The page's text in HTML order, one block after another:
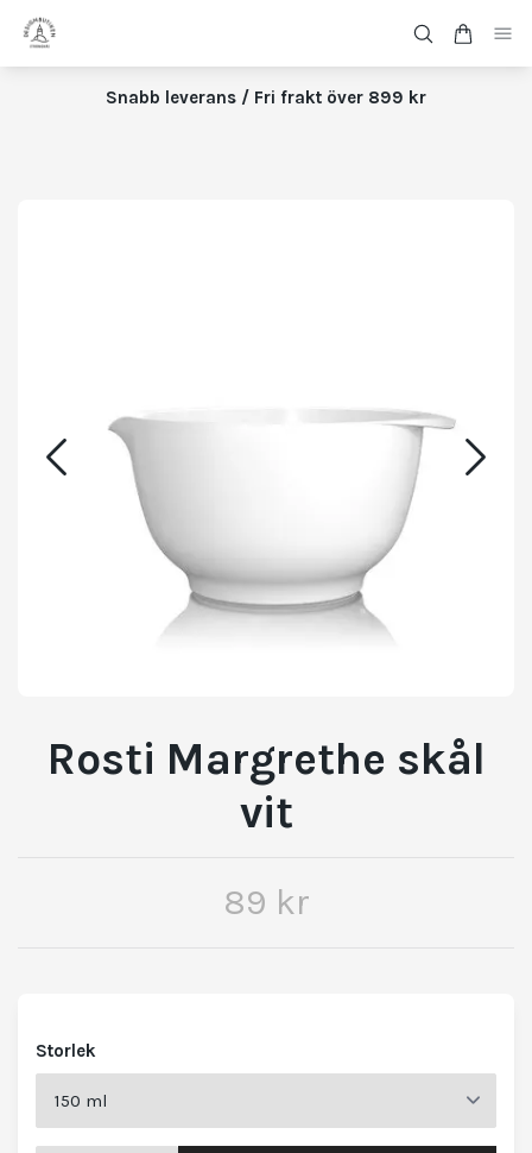
Snabb leverans / Fri frakt över 899 kr
Rosti Margrethe skål
vit
89 kr
Storlek